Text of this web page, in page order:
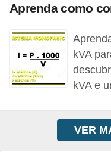
Aprenda como
kVA
kVA e
VER
e
é
t